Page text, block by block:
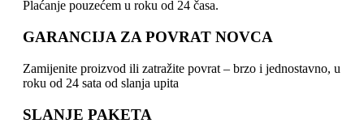
Plaćanje pouzećem u roku od 24 časa.
GARANCIJA ZA POVRAT NOVCA
Zamijenite proizvod ili zatražite povrat – brzo i jednostavno, u
roku od 24 sata od slanja upita
SLANJE PAKETA